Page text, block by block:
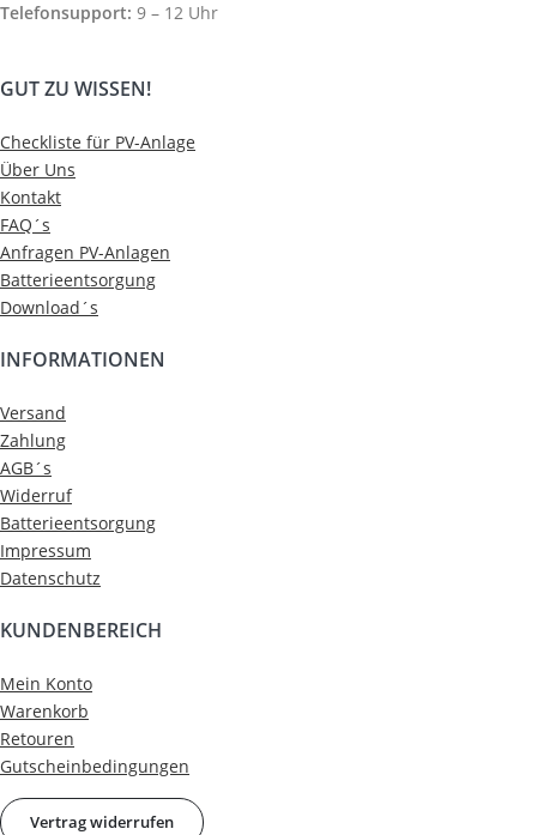
Telefonsupport: 9 – 12 Uhr
GUT ZU WISSEN!
Checkliste für PV-Anlage
Über Uns
Kontakt
FAQ´s
Anfragen PV-Anlagen
Batterieentsorgung
Download´s
INFORMATIONEN
Versand
Zahlung
AGB´s
Widerruf
Batterieentsorgung
Impressum
Datenschutz
KUNDENBEREICH
Mein Konto
Warenkorb
Retouren
Gutscheinbedingungen
Vertrag widerrufen